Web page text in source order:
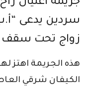
زواج تحت سقف
هذه الجريمة اهتز